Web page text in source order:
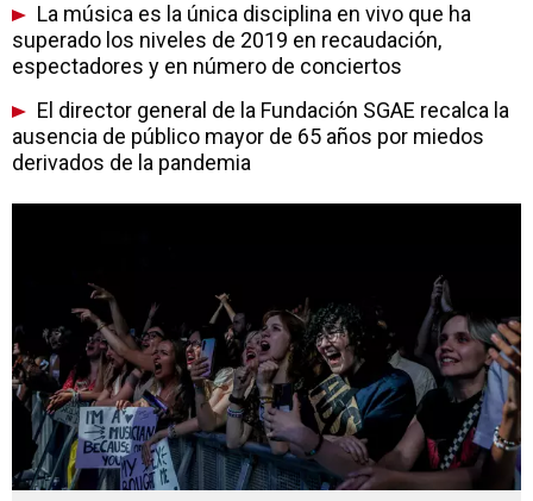
La música es la única disciplina en vivo que ha
superado los niveles de 2019 en recaudación,
espectadores y en número de conciertos
El director general de la Fundación SGAE recalca la
ausencia de público mayor de 65 años por miedos
derivados de la pandemia